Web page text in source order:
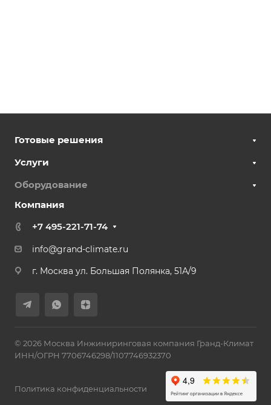
Готовые решения
Услуги
Оборудование
Компания
+7 495-221-71-74
info@grand-climate.ru
г. Москва ул. Большая Полянка, 51А/9
© 2026 Москва Инжиниринговая компания Гранд-Климат
ИНН/ОГРН 7706746298/1107746932370
Политика конфиденциальности